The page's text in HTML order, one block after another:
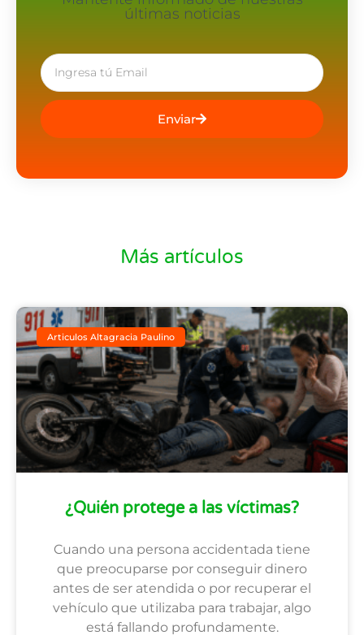
últimas noticias
Enviar
Más artículos
Articulos Altagracia Paulino
¿Quién protege a las víctimas?
Cuando una persona accidentada tiene
que preocuparse por conseguir dinero
antes de ser atendida o por recuperar el
vehículo que utilizaba para trabajar, algo
está fallando profundamente.